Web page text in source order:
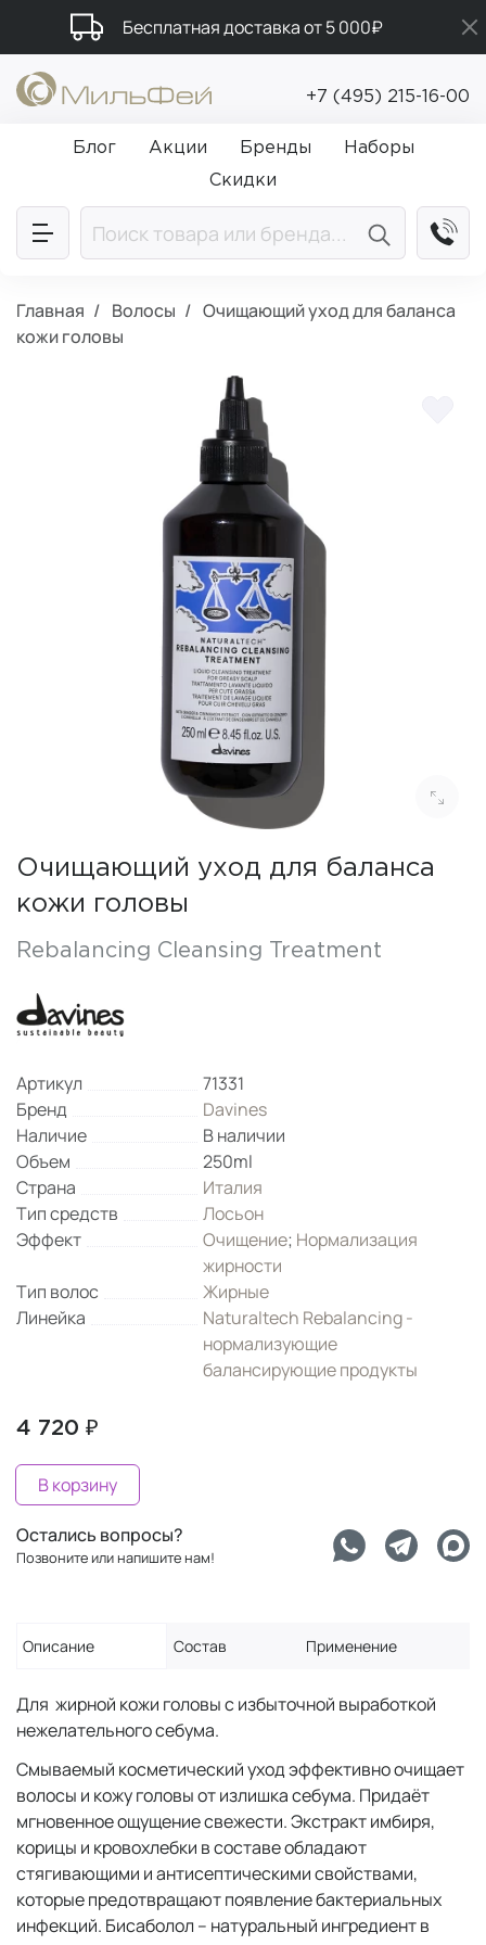
Бесплатная доставка от 5 000₽
Подарки в каждый заказ от 5 000₽
Промокод ПРИВЕТ
+7 (495) 215-16-00
Блог Акции Бренды
Наборы
Скидки
Главная Волосы
Очищающий уход для баланса
кожи головы
Очищающий уход для баланса
кожи головы
Rebalancing Cleansing Treatment
Артикул
71331
Бренд
Davines
Наличие
В наличии
Объем
250ml
Страна
Италия
Тип средств
Лосьон
Эффект
Очищение; Нормализация
жирности
Тип волос
Жирные
Линейка
Naturaltech Rebalancing -
нормализующие
балансирующие продукты
4 720 ₽
В корзину
Остались вопросы?
Позвоните или напишите нам!
Описание Состав Применение
Для жирной кожи головы с избыточной выработкой
нежелательного себума.
Смываемый косметический уход эффективно очищает
волосы и кожу головы от излишка себума. Придаёт
мгновенное ощущение свежести. Экстракт имбиря,
корицы и кровохлебки в составе обладают
стягивающими и антисептическими свойствами,
которые предотвращают появление бактериальных
инфекций. Бисаболол – натуральный ингредиент в